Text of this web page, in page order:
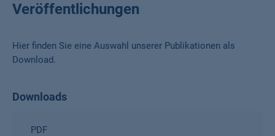
Veröffentlichungen
Hier finden Sie eine Auswahl unserer Publikationen als
Download.
Downloads
PDF